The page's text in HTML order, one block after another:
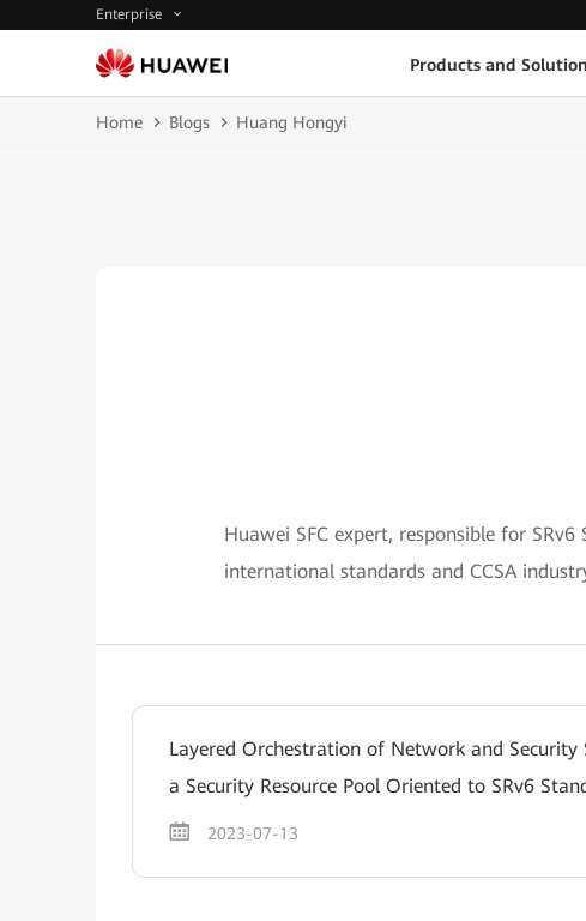
Enterprise
Products and
Home Blogs Huang Hongyi
Huawei SFC expert, responsible for
international standards and CCSA
Layered Orchestration of Network and Security
a Security Resource Pool Oriented to SRv6
2023-07-13